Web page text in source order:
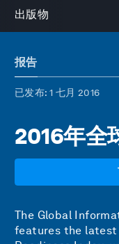
出版物
报告
已发布: 1 七月 2016
2016年全
The Global
features the